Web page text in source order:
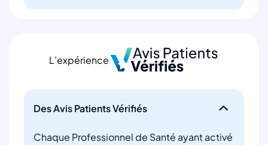
L’expérience
Des Avis Patients Vérifiés
Chaque Professionnel de Santé ayant activé